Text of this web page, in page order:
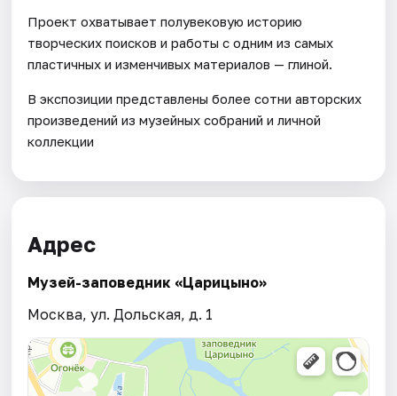
Проект охватывает полувековую историю
творческих поисков и работы с одним из самых
пластичных и изменчивых материалов — глиной.
В экспозиции представлены более сотни авторских
произведений из музейных собраний и личной
коллекции
Адрес
Музей-заповедник «Царицыно»
Москва, ул. Дольская, д. 1